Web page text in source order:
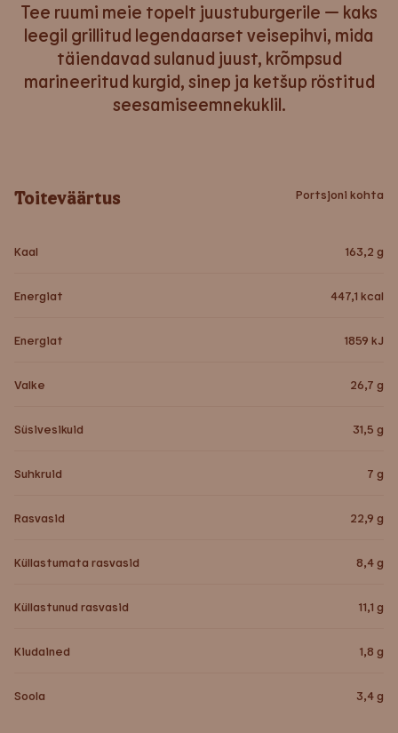
Tee ruumi meie topelt juustuburgerile — kaks
leegil grillitud legendaarset veisepihvi, mida
täiendavad sulanud juust, krõmpsud
marineeritud kurgid, sinep ja ketšup röstitud
seesamiseemnekuklil.
Toiteväärtus Portsjoni kohta
Kaal 163,2 g
Energiat 447,1 kcal
Energiat 1859 kJ
Valke 26,7 g
Süsivesikuid 31,5 g
Suhkruid 7 g
Rasvasid 22,9 g
Küllastumata rasvasid 8,4g
Küllastunud rasvasid 11,1 g
Kiudained 1,8 g
Soola 3,4g